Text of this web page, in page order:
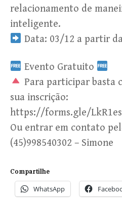
relacionamento de
inteligente.
Data: 03/12 a partir
Evento Gratuito
Para participar basta
sua inscrição:
https://forms.gle/
Ou entrar em contato
(45)998540302 – Simone
Compartilhe
WhatsApp